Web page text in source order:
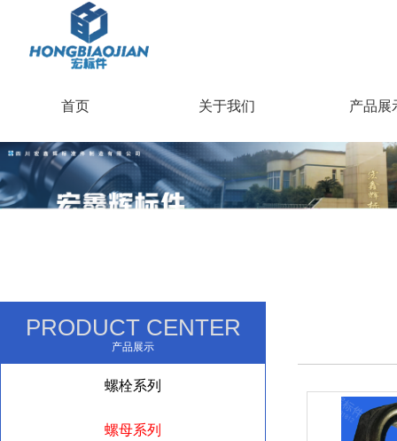
首页 关于我们 产品展
PRODUCT CENTER
产品展示
螺栓系列
螺母系列